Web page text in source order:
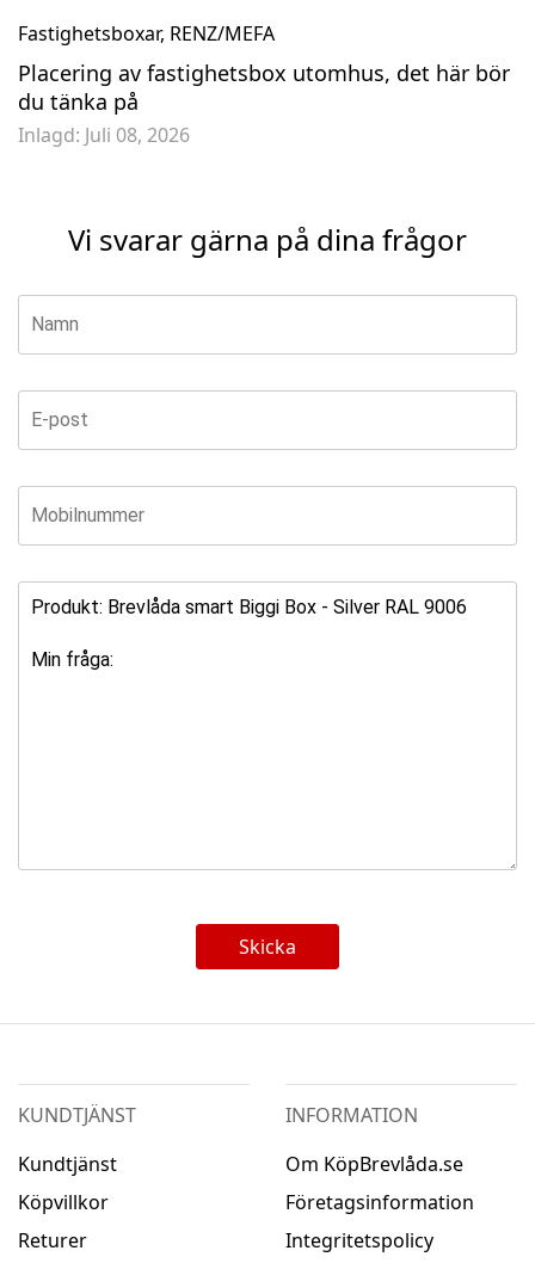
Fastighetsboxar, RENZ/MEFA
Placering av fastighetsbox utomhus, det här bör
du tänka på
Inlagd: Juli 08, 2026
Vi svarar gärna på dina frågor
Skicka
KUNDTJÄNST
Kundtjänst
Köpvillkor
Returer
INFORMATION
Om KöpBrevlåda.se
Företagsinformation
Integritetspolicy